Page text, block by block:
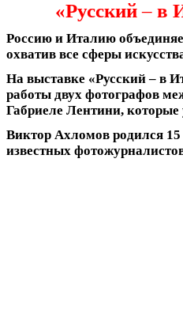
«Русский–в
Россию и Италию
охватив все сферы
На выставке «Русский – в
работы двух фотографов
Габриеле Лентини,
Виктор Ахломов родился
известных